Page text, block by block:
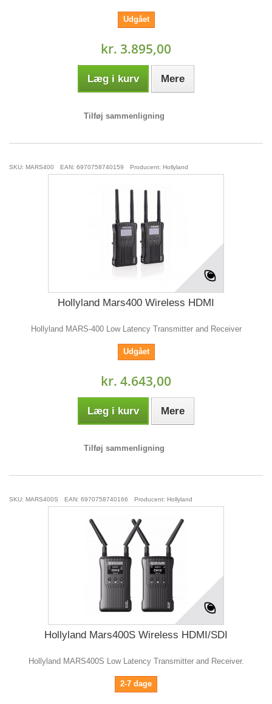
Udgået
kr. 3.895,00
Læg i kurv Mere
Tilføj sammenligning
SKU: MARS400 EAN: 6970758740159 Producent: Hollyland
Hollyland Mars400 Wireless HDMI
Hollyland MARS-400 Low Latency Transmitter and Receiver
Udgået
kr. 4.643,00
Læg i kurv Mere
Tilføj sammenligning
SKU: MARS400S EAN: 6970758740166 Producent: Hollyland
Hollyland Mars400S Wireless HDMI/SDI
Hollyland MARS400S Low Latency Transmitter and Receiver.
2-7 dage